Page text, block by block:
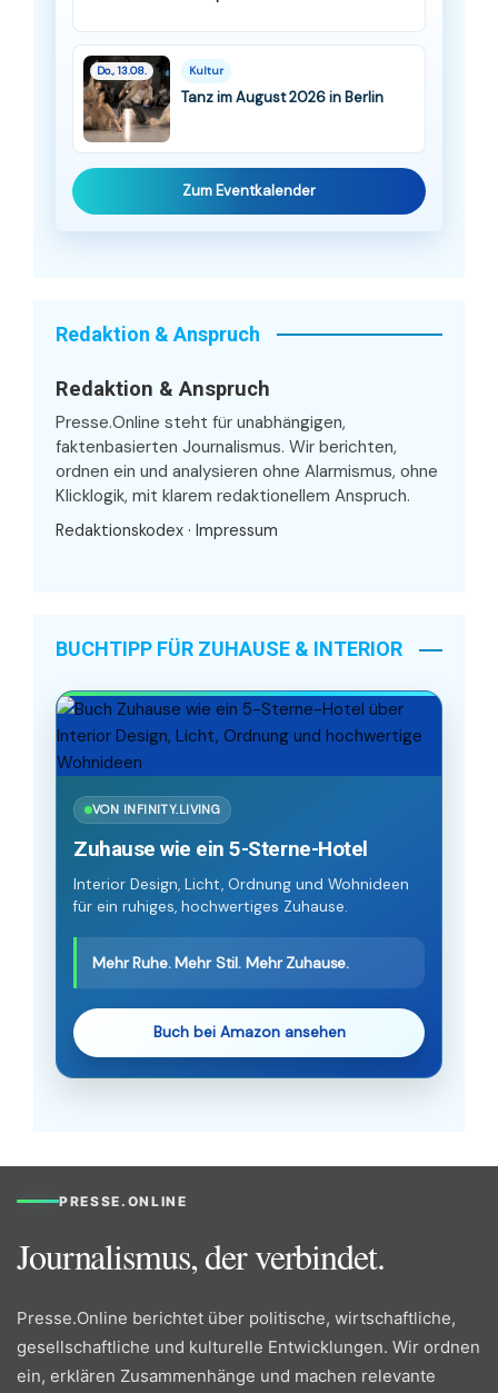
Do., 13.08. Kultur
Tanz im August 2026 in Berlin
Zum Eventkalender
Redaktion & Anspruch
Redaktion & Anspruch
Presse.Online steht für unabhängigen,
faktenbasierten Journalismus. Wir berichten,
ordnen ein und analysieren ohne Alarmismus, ohne
Klicklogik, mit klarem redaktionellem Anspruch.
Redaktionskodex · Impressum
BUCHTIPP FÜR ZUHAUSE & INTERIOR
VON INFINITY.LIVING
Zuhause wie ein 5-Sterne-Hotel
Interior Design, Licht, Ordnung und Wohnideen
für ein ruhiges, hochwertiges Zuhause.
Mehr Ruhe. Mehr Stil. Mehr Zuhause.
Buch bei Amazon ansehen
PRESSE.ONLINE
Journalismus, der verbindet.
Presse.Online berichtet über politische, wirtschaftliche,
gesellschaftliche und kulturelle Entwicklungen. Wir ordnen
ein, erklären Zusammenhänge und machen relevante